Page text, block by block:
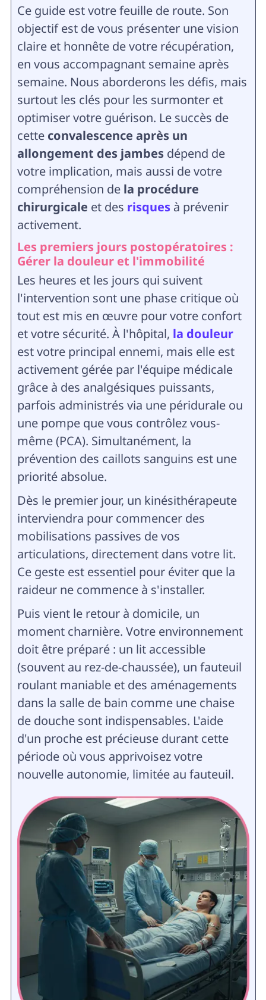
Ce guide est votre feuille de route. Son
objectif est de vous présenter une vision
claire et honnête de votre récupération,
en vous accompagnant semaine après
semaine. Nous aborderons les défis, mais
surtout les clés pour les surmonter et
optimiser votre guérison. Le succès de
cette convalescence après un
allongement des jambesdépend de
votre implication, mais aussi de votre
compréhension de la procédure
chirurgicale et des risquesà prévenir
activement.
Les premiers jours postopératoires :
Gérer la douleur et l'immobilité
Les heures et les jours qui suivent
l'intervention sont une phase critique où
tout est mis en œuvre pour votre confort
et votre sécurité. À l'hôpital, la douleur
est votre principal ennemi, mais elle est
activement gérée par l'équipe médicale
grâce à des analgésiques puissants,
parfois administrés via une péridurale ou
une pompe que vous contrôlez vous-
même (PCA). Simultanément, la
prévention des caillots sanguins est une
priorité absolue.
Dès le premier jour, un kinésithérapeute
interviendra pour commencer des
mobilisations passives de vos
articulations, directement dans votre lit.
Ce geste est essentiel pour éviter que la
raideur ne commence à s'installer.
Puis vient le retour à domicile, un
moment charnière. Votre environnement
doit être préparé : un lit accessible
(souvent au rez-de-chaussée), un fauteuil
roulant maniable et des aménagements
dans la salle de bain comme une chaise
de douche sont indispensables. L'aide
d'un proche est précieuse durant cette
période où vous apprivoisez votre
nouvelle autonomie, limitée au fauteuil.